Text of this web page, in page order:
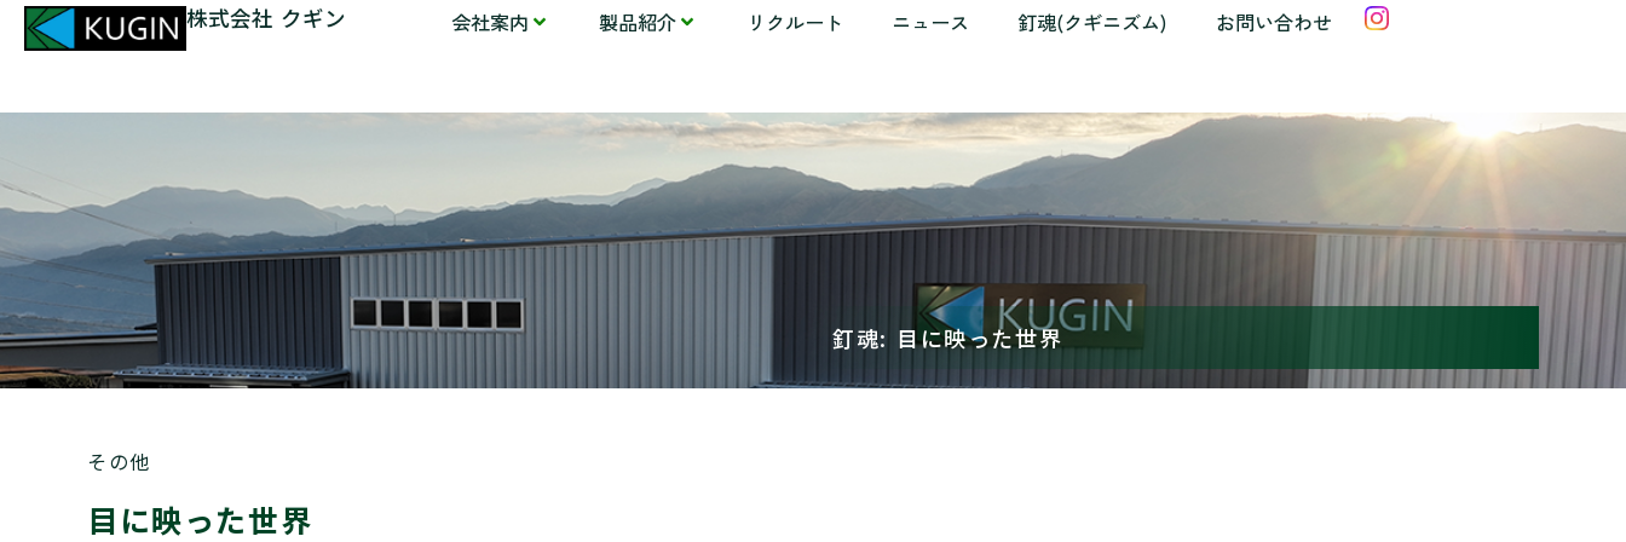
株式会社 クギン 会社案内 製品紹介 リクルート ニュース 釘魂(クギニズム) お問い合わせ
釘魂: 目に映った世界
その他
目に映った世界